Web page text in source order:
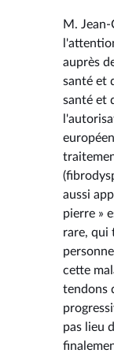
M.
auprès
santé et
santé et
aussi
pierre »
rare, qui
cette
tendons
pas lieu